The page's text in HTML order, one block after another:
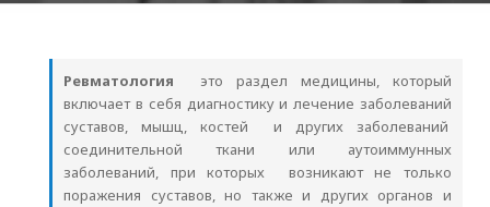
Ревматология это раздел медицины, который
включает в себя диагностику и лечение заболеваний
суставов, мышц, костей и других заболеваний
соединительной ткани или аутоиммунных
заболеваний, при которых возникают не только
поражения суставов, но также и других органов и